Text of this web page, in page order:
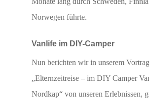
Norwegen führte.
Vanlife im DIY-Camper
Nun berichten wir in unserem Vortrag
„Elternzeitreise – im DIY Camper
Nordkap“ von unseren Erlebnissen,